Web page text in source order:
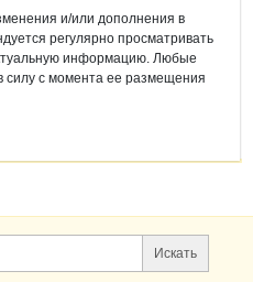
и/или дополнения в
регулярно просматривать
информацию. Любые
силу с момента ее размещения
Поиск по сайту и
Искать